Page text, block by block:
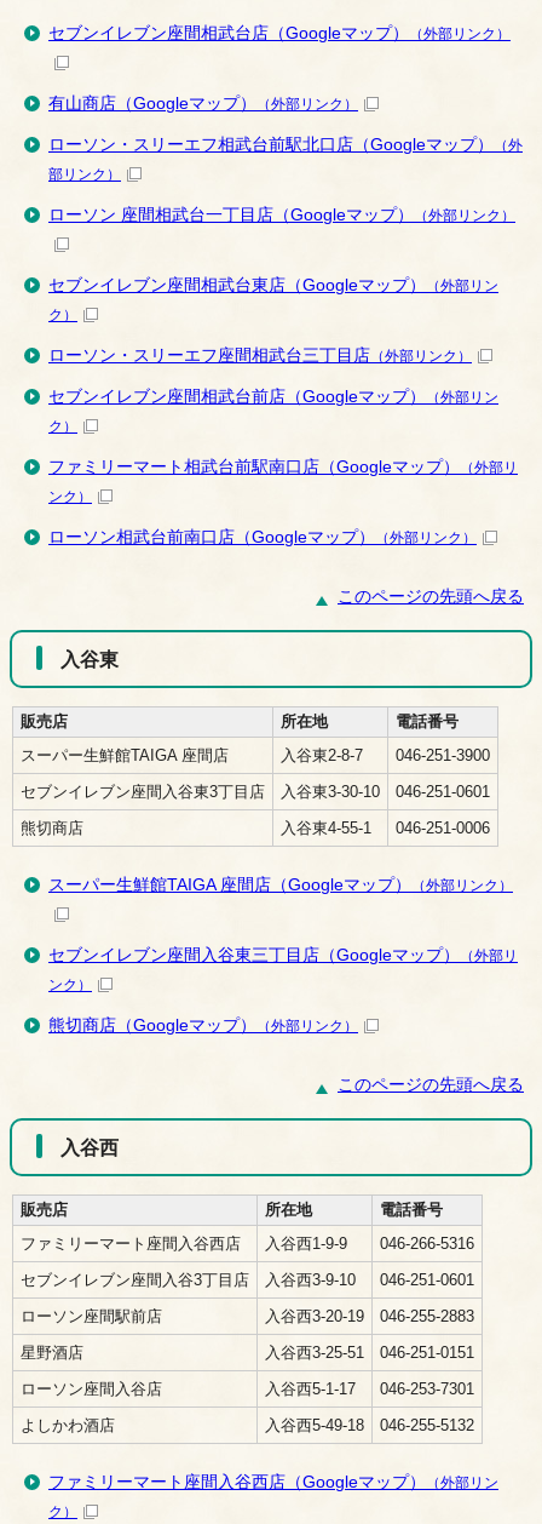
セブンイレブン座間相武台店（Googleマップ） （外部リンク）
有山商店（Googleマップ） （外部リンク）
ローソン・スリーエフ相武台前駅北口店（Googleマップ）
（外
部リンク）
ローソン 座間相武台一丁目店（Googleマップ） （外部リンク）
セブンイレブン座間相武台東店（Googleマップ）
（外部リン
ク）
ローソン・スリーエフ座間相武台三丁目店 （外部リンク）
セブンイレブン座間相武台前店（Googleマップ）
（外部リン
ク）
ファミリーマート相武台前駅南口店（Googleマップ）
（外部リ
ンク）
ローソン相武台前南口店（Googleマップ） （外部リンク）
このページの先頭へ戻る
入谷東
販売店 所在地
電話番号
スーパー生鮮館TAIGA 座間店
入谷東2-8-7
046-251-3900
セブンイレブン座間入谷東3丁目店
入谷東3-30-10
046-251-0601
熊切商店
入谷東4-55-1 046-251-0006
スーパー生鮮館TAIGA 座間店（Googleマップ） （外部リンク）
セブンイレブン座間入谷東三丁目店（Googleマップ）
（外部リ
ンク）
熊切商店（Googleマップ） （外部リンク）
このページの先頭へ戻る
入谷西
販売店 所在地
電話番号
ファミリーマート座間入谷西店
入谷西1-9-9
046-266-5316
セブンイレブン座間入谷3丁目店
入谷西3-9-10
046-251-0601
ローソン座間駅前店
入谷西3-20-19
046-255-2883
星野酒店
入谷西3-25-51
046-251-0151
ローソン座間入谷店
入谷西5-1-17
046-253-7301
よしかわ酒店
入谷西5-49-18 046-255-5132
ファミリーマート座間入谷西店（Googleマップ）
（外部リン
ク）